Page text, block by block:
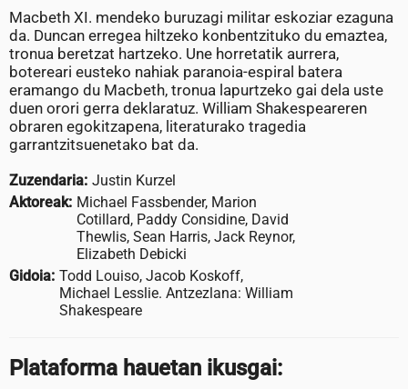
Macbeth XI. mendeko buruzagi militar eskoziar ezaguna
da. Duncan erregea hiltzeko konbentzituko du emaztea,
tronua beretzat hartzeko. Une horretatik aurrera,
botereari eusteko nahiak paranoia-espiral batera
eramango du Macbeth, tronua lapurtzeko gai dela uste
duen orori gerra deklaratuz. William Shakespeareren
obraren egokitzapena, literaturako tragedia
garrantzitsuenetako bat da.
Zuzendaria: Justin Kurzel
Aktoreak: Michael Fassbender, Marion
Cotillard, Paddy Considine, David
Thewlis, Sean Harris, Jack Reynor,
Elizabeth Debicki
Gidoia: Todd Louiso, Jacob Koskoff,
Michael Lesslie. Antzezlana: William
Shakespeare
Plataforma hauetan ikusgai: